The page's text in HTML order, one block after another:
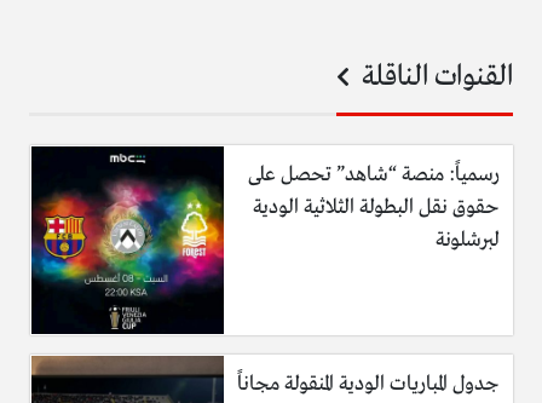
القنوات الناقلة
رسمياً: منصة “شاهد” تحصل على
حقوق نقل البطولة الثلاثية الودية
لبرشلونة
جدول المباريات الودية المنقولة مجاناً